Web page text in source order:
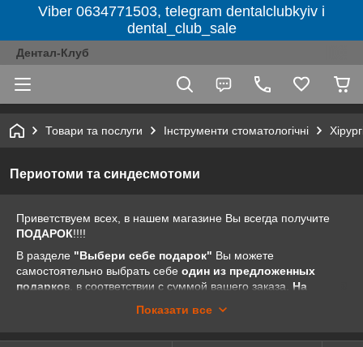
Viber 0634771503, telegram dentalclubkyiv і
dental_club_sale
Дентал-Клуб
Товари та послуги Інструменти стоматологічні
Периотоми та синдесмотоми
Приветствуем всех, в нашем магазине Вы всегда получите
ПОДАРОК!!!!
В разделе "Выбери себе подарок" Вы можете
самостоятельно выбрать себе один из предложенных
подарков, в соответствии с суммой вашего заказа. На
компании" и "Распродажа" предложение "Выбери себе
Показати все